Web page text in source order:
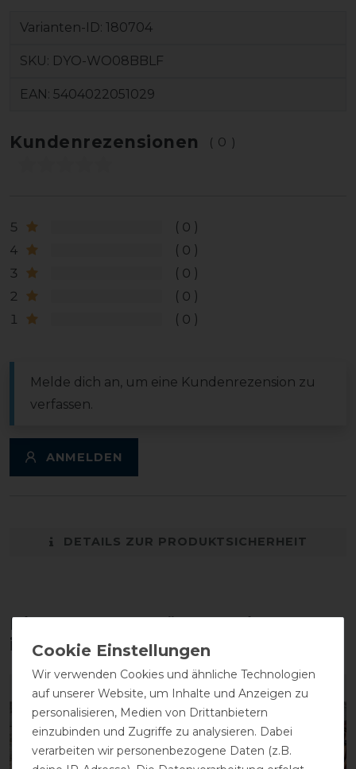
Varianten-ID: 180704
SKU: DYO-WO08BBLF
EAN: 5404022051029
Kundenrezensionen (0)
5
0
4
0
3
0
2
0
1
0
Melde dich an, um eine Kundenrezension zu
verfassen.
ANMELDEN
DETAILS ZUR PRODUKTSICHERHEIT
Diese Produkte könnten dich auch
interessieren
Wir verwenden Cookies und ähnliche Technologien
auf unserer Website, um Inhalte und Anzeigen zu
personalisieren, Medien von Drittanbietern
einzubinden und Zugriffe zu analysieren. Dabei
verarbeiten wir personenbezogene Daten (z.B.